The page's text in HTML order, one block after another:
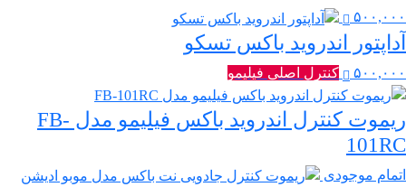
۵۰۰,۰۰۰
آداپتور اندروید باکس تسکو
۵۰۰,۰۰۰ کنترل اصلی فیلیمو
ریموت کنترل اندروید باکس فیلیمو مدل FB-
101RC
اتمام موجودی